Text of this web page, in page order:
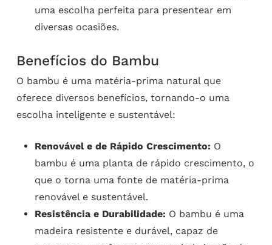
uma escolha perfeita para presentear em
diversas ocasiões.
Benefícios do Bambu
O bambu é uma matéria-prima natural que
oferece diversos benefícios, tornando-o uma
escolha inteligente e sustentável:
Renovável e de Rápido Crescimento: O
bambu é uma planta de rápido crescimento, o
que o torna uma fonte de matéria-prima
renovável e sustentável.
Resistência e Durabilidade: O bambu é uma
madeira resistente e durável, capaz de